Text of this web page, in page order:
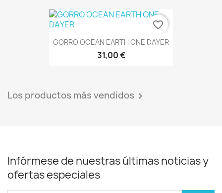
GORRO OCEAN EARTH ONE DAYER
31,00 €
favorite_border
Los productos más vendidos 
Infórmese de nuestras últimas noticias y
ofertas especiales